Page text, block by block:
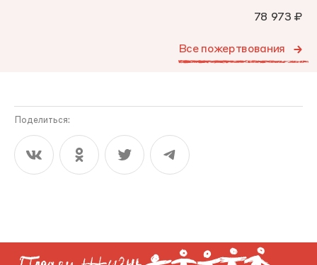
78 973 ₽
Все пожертвования
Поделиться: